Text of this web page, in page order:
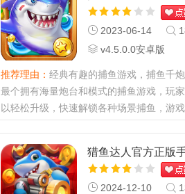
2023-06-14
v4.5.0.0安卓版
推荐理由： 经典有趣的捕鱼游戏，捕鱼千
最个拥有海量炮台和模式的捕鱼游戏，玩
以轻松升级，快速解锁各种场景捕鱼，游
猎鱼达人官方正版
2024-12-10